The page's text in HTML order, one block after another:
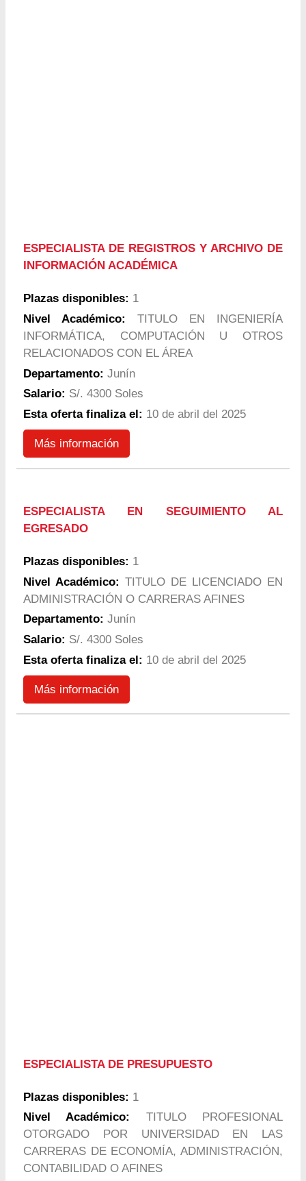
ESPECIALISTA DE REGISTROS Y ARCHIVO DE
INFORMACIÓN ACADÉMICA
Plazas disponibles: 1
Nivel Académico:
TITULO EN INGENIERÍA
INFORMÁTICA, COMPUTACIÓN U OTROS
RELACIONADOS CON EL ÁREA
Departamento: Junín
Salario: S/. 4300 Soles
Esta oferta finaliza el: 10 de abril del 2025
Más información
ESPECIALISTA EN SEGUIMIENTO AL
EGRESADO
Plazas disponibles: 1
Nivel Académico: TITULO DE LICENCIADO EN
ADMINISTRACIÓN O CARRERAS AFINES
Departamento: Junín
Salario: S/. 4300 Soles
Esta oferta finaliza el: 10 de abril del 2025
Más información
ESPECIALISTA DE PRESUPUESTO
Plazas disponibles: 1
Nivel Académico:
TITULO PROFESIONAL
OTORGADO POR UNIVERSIDAD EN LAS
CARRERAS DE ECONOMÍA, ADMINISTRACIÓN,
CONTABILIDAD O AFINES